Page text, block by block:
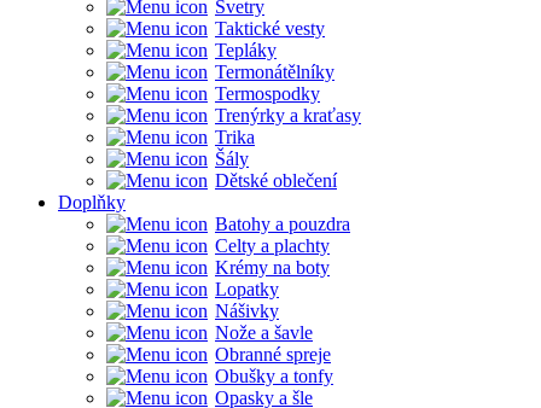
Svetry
Taktické vesty
Tepláky
Termonátělníky
Termospodky
Trenýrky a kraťasy
Trika
Šály
Dětské oblečení
Doplňky
Batohy a pouzdra
Celty a plachty
Krémy na boty
Lopatky
Nášivky
Nože a šavle
Obranné spreje
Obušky a tonfy
Opasky a šle